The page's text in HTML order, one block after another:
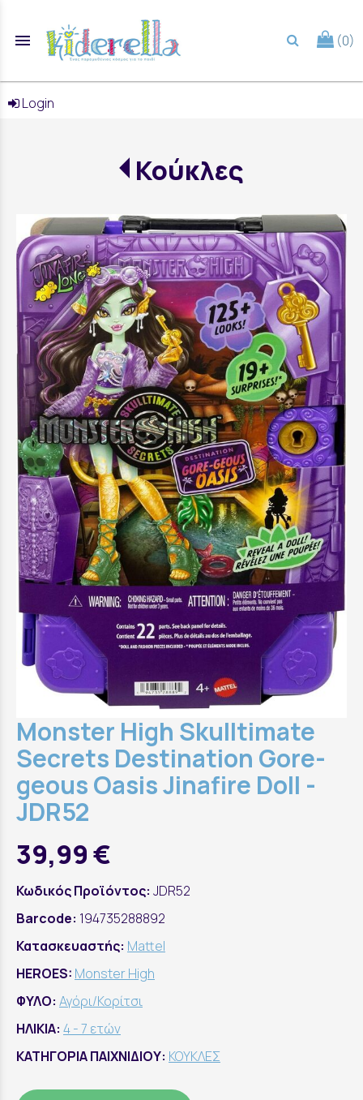
menu (0)
Login
Κούκλες
Monster High Skulltimate
Secrets Destination Gore-
geous Oasis Jinafire Doll -
JDR52
39,99 €
Κωδικός Προϊόντος: JDR52
Barcode: 194735288892
Κατασκευαστής: Mattel
HEROES: Monster High
ΦΥΛΟ: Αγόρι/Κορίτσι
ΗΛΙΚΙΑ: 4 - 7 ετών
ΚΑΤΗΓΟΡΙΑ ΠΑΙΧΝΙΔΙΟΥ: ΚΟΥΚΛΕΣ